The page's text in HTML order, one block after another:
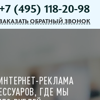
+7 (495) 118-20-98
ОБРАТНЫЙ ЗВОНОК
РЕКЛАМА
ГДЕ МЫ